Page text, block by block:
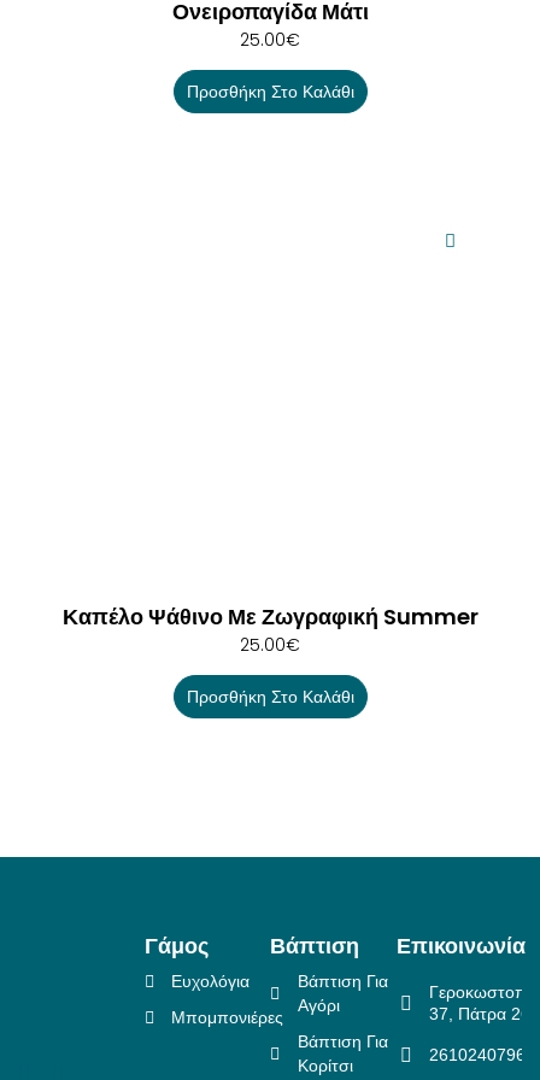
Ονειροπαγίδα Μάτι
25.00€
Προσθήκη Στο Καλάθι
Καπέλο Ψάθινο Με Ζωγραφική Summer
25.00€
Προσθήκη Στο Καλάθι
Γάμος
Ευχολόγια
Μπομπονιέρες
Βάπτιση
Βάπτιση Για
Αγόρι
Βάπτιση Για
Κορίτσι
Επικοινωνία
37, Πάτρα
2610240796